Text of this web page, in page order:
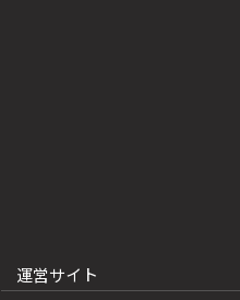
運営サイト